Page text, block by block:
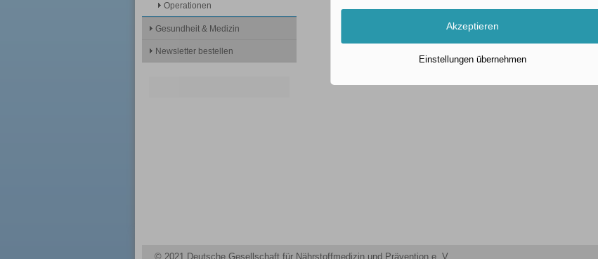
Operationen
Gesundheit & Medizin
Newsletter bestellen
© 2021 Deutsche Gesellschaft für Nährstoffmedizin und Prävention e. V.
Akzeptieren
Einstellungen übernehmen